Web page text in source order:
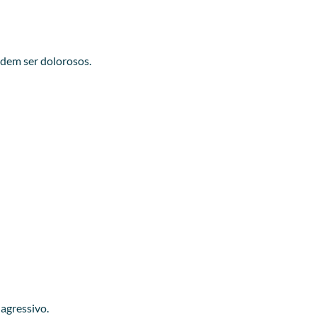
ser dolorosos.